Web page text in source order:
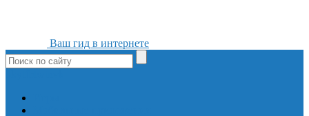
Ваш гид в интернете